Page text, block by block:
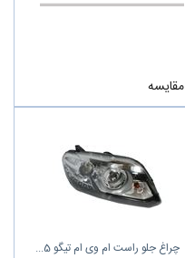
مقایسه
چراغ جلو راست ام وی ام تیگو 5